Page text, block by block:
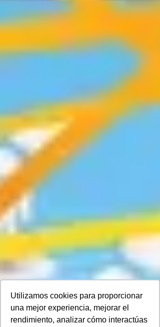
Utilizamos cookies para proporcionar
una mejor experiencia, mejorar el
rendimiento, analizar cómo interactúas